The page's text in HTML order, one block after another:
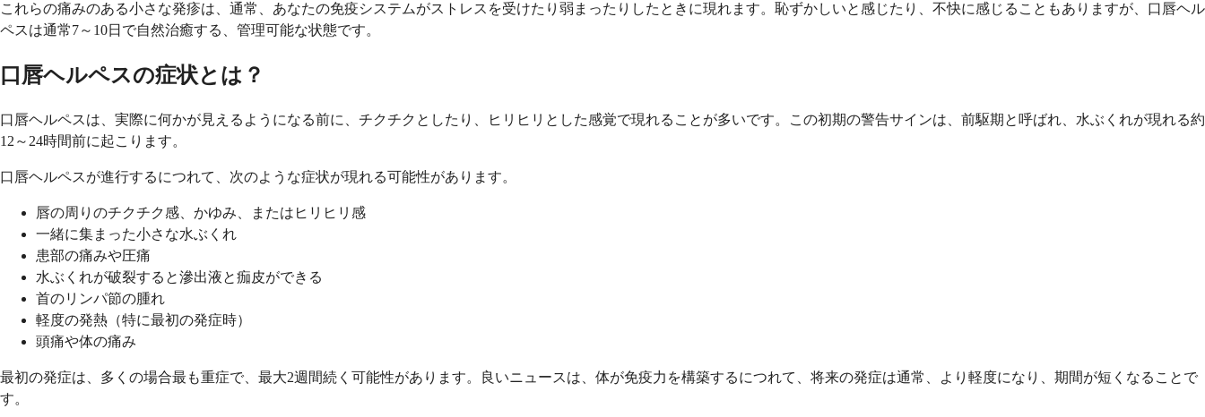
これらの痛みのある小さな発疹は、通常、あなたの免疫システムがストレスを受けたり弱まったりしたときに現れます。恥ずかしいと感じたり、不快に感じることもありますが、口唇ヘル
ペスは通常7～10日で自然治癒する、管理可能な状態です。
口唇ヘルペスの症状とは？
口唇ヘルペスは、実際に何かが見えるようになる前に、チクチクとしたり、ヒリヒリとした感覚で現れることが多いです。この初期の警告サインは、前駆期と呼ばれ、水ぶくれが現れる約
12～24時間前に起こります。
口唇ヘルペスが進行するにつれて、次のような症状が現れる可能性があります。
唇の周りのチクチク感、かゆみ、またはヒリヒリ感
一緒に集まった小さな水ぶくれ
患部の痛みや圧痛
水ぶくれが破裂すると滲出液と痂皮ができる
首のリンパ節の腫れ
軽度の発熱（特に最初の発症時）
頭痛や体の痛み
最初の発症は、多くの場合最も重症で、最大2週間続く可能性があります。良いニュースは、体が免疫力を構築するにつれて、将来の発症は通常、より軽度になり、期間が短くなることで
す。